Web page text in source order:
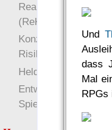
Und
dass
Mal
RPGs
Realistische Kämpfe
(ReKa)
Konzept für
Risiko
Heldendokument
Entwicklung von
Spielwelten